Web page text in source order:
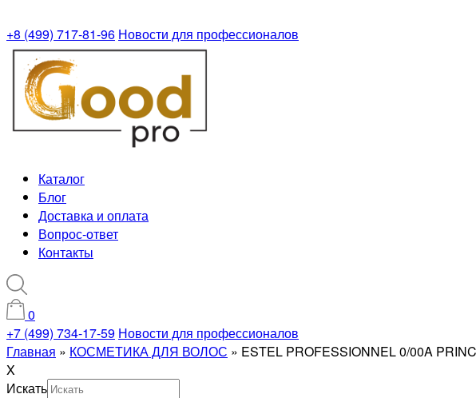
+8 (499) 717-81-96 Новости для профессионалов
Каталог
Блог
Доставка и оплата
Вопрос-ответ
Контакты
0
+7 (499) 734-17-59 Новости для профессионалов
Главная » КОСМЕТИКА ДЛЯ ВОЛОС » ESTEL PROFESSIONNEL 0/00A
X
Искать